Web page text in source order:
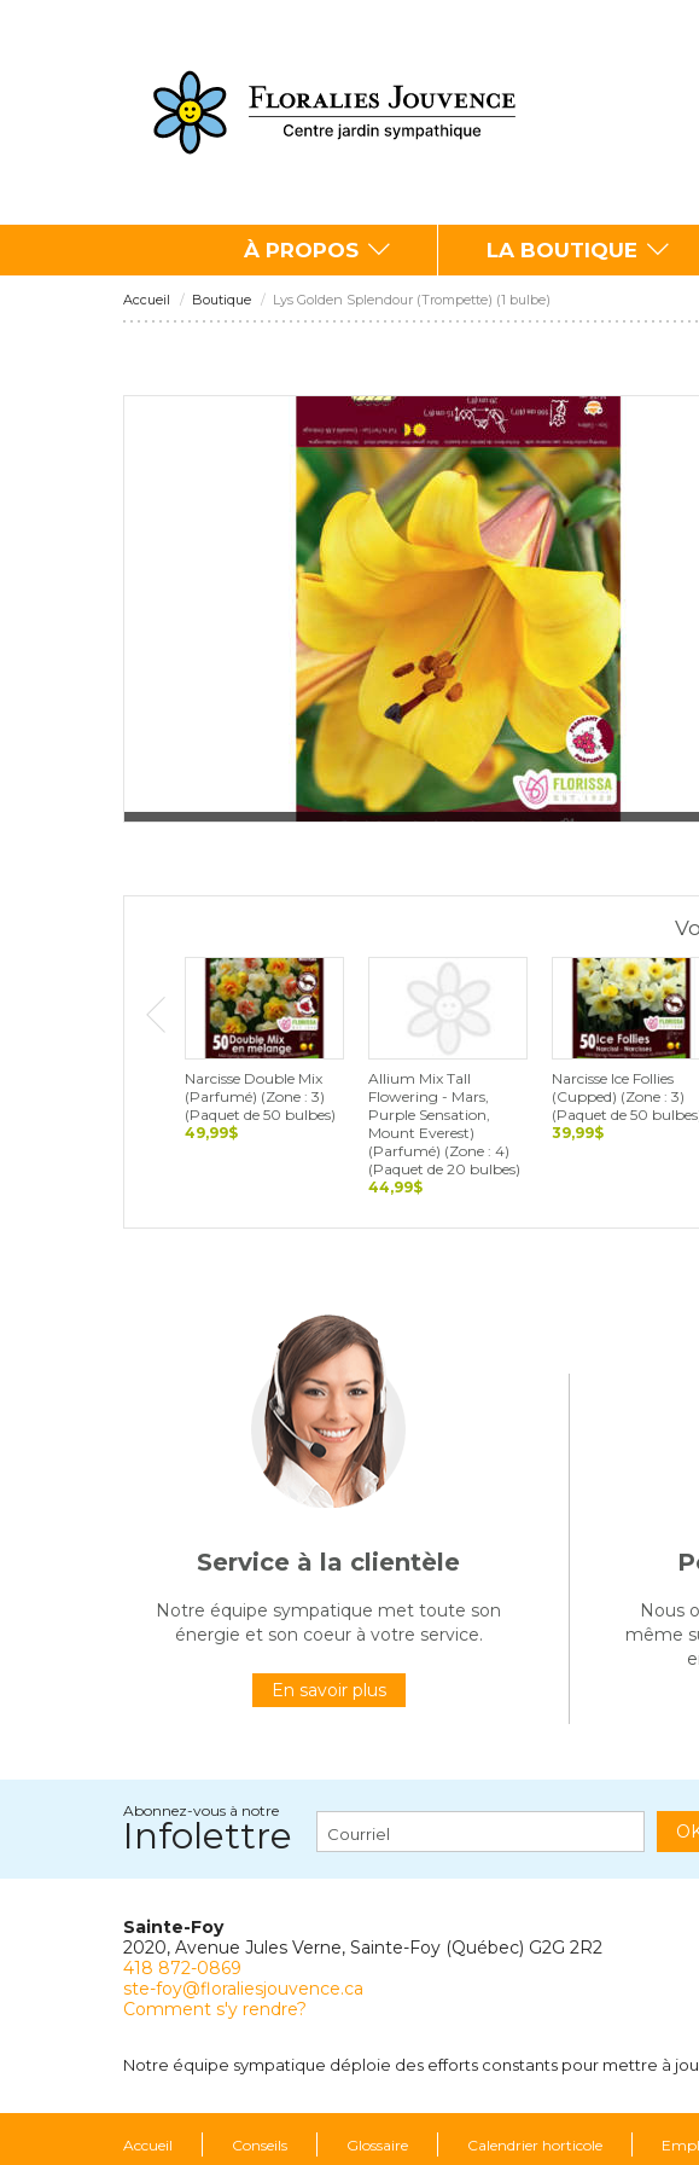
À PROPOS LA BOUTIQUE
Accueil Boutique Lys Golden Splendour (Trompette) (1 bulbe)
Narcisse Double Mix
(Parfumé) (Zone : 3)
(Paquet de 50 bulbes)
49,99$
Allium Mix Tall
Flowering - Mars,
Purple Sensation,
Mount Everest)
(Parfumé) (Zone : 4)
(Paquet de 20 bulbes)
44,99$
Narcisse Ice Follies
(Cupped) (Zone : 3)
(Paquet de 50
39,99$
Service à la clientèle
Notre équipe sympatique met toute son
énergie et son coeur à votre service.
En savoir plus
Nous
même
Abonnez-vous à notre
Infolettre
Sainte-Foy
2020, Avenue Jules Verne, Sainte-Foy (Québec) G2G 2R2
418 872-0869
ste-foy@floraliesjouvence.ca
Comment s'y rendre?
Notre équipe sympatique déploie des efforts constants pour mettre à
Accueil Conseils Glossaire Calendrier horticole